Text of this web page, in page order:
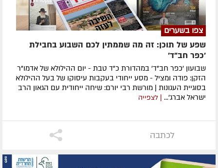
צפו בשערים
שפע של תוכן: זה מה שממתין לכם השבוע בחבילת
'כפר חב"ד'
שבועון 'כפר חב"ד' במהדורת כ"ד טבת - יום ההילולא של אדמו"ר
הזקן: פודה ומציל - מסע ייחודי בעקבות עיסוקו של בעל ההילולא
בסוגיית העגונות | מורשת רבי יורם: שיחה ייחודית עם הגאון הרב
ישראל אברג'... | לצפייה
לכתבה